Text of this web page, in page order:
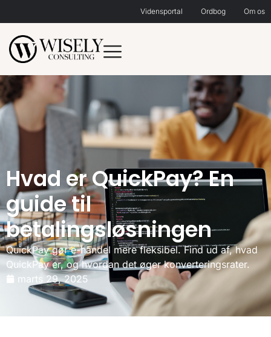
Vidensportal Ordbog Om os
Hvad er QuickPay? En
guide til
betalingsløsningen
QuickPay gør e-handel mere fleksibel. Find ud af, hvad
QuickPay er, og hvordan det øger konverteringsrater.
marts 29, 2025